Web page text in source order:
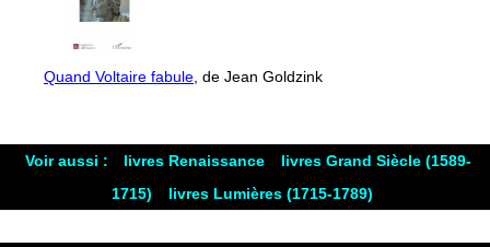
Quand Voltaire fabule , de Jean Goldzink
Voir aussi : livres Renaissance
livres Grand Siècle (1589-
1715)
livres Lumières (1715-1789)